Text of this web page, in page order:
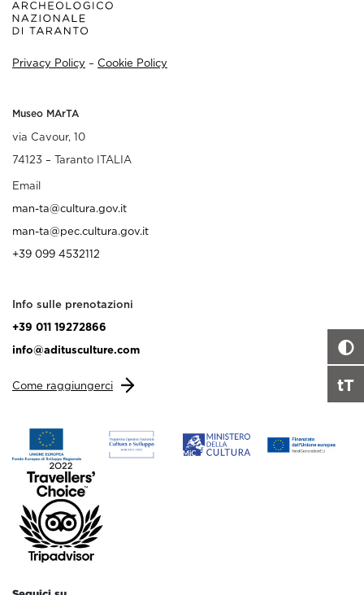
Privacy Policy – Cookie Policy
Museo MArTA
via Cavour, 10
74123 – Taranto ITALIA
Email
man-ta@cultura.gov.it
man-ta@pec.cultura.gov.it
+39 099 4532112
Info sulle prenotazioni
+39 011 19272866
info@aditusculture.com
Come raggiungerci tT